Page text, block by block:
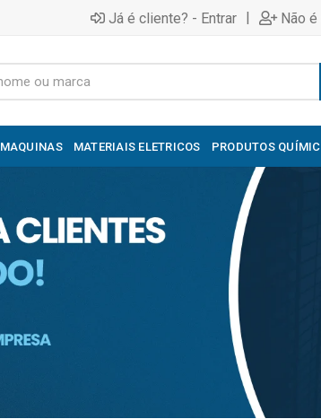
Já é cliente? - Entrar | Não
MAQUINAS MATERIAIS ELETRICOS PRODUTOS